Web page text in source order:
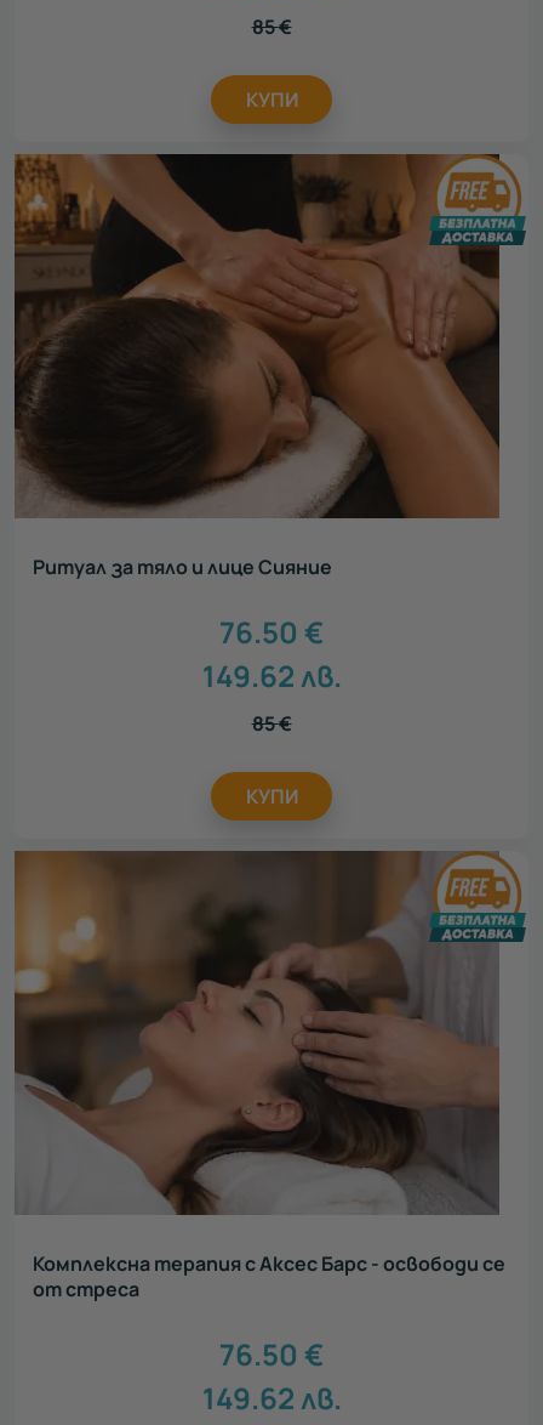
85€
КУПИ
Ритуал за тяло и лице Сияние
76.50 €
149.62лв.
85€
КУПИ
Комплексна терапия с Аксес Барс - освободи се
от стреса
76.50 €
149.62лв.